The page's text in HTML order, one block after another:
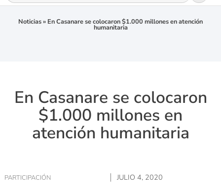
Noticias» En Casanare se colocaron $1.000 millones en atención
humanitaria
En Casanare se colocaron
$1.000 millones en
atención humanitaria
PARTICIPACIÓN JULIO 4, 2020